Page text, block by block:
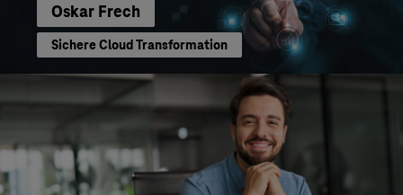
Oskar Frech
Sichere Cloud Transformation